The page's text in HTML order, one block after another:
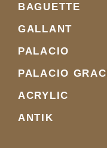
BAGUETTE
GALLANT
PALACIO
PALACIO
ACRYLIC
ANTIK